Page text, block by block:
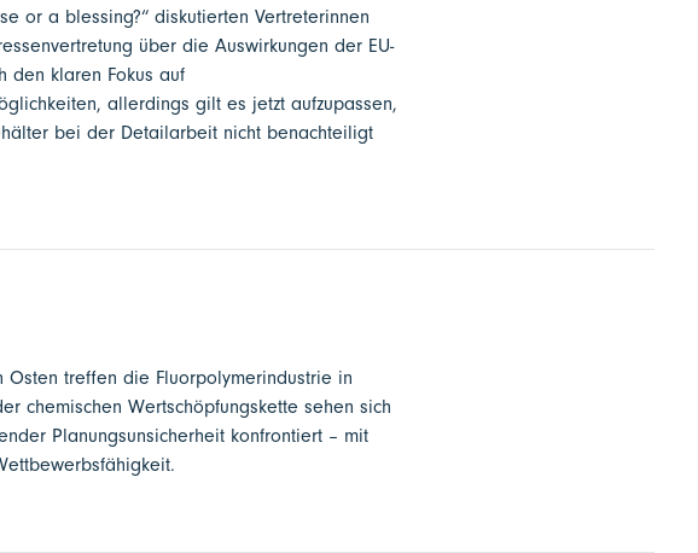
or a blessing?“ diskutierten Vertreterinnen
über die Auswirkungen der EU-
den klaren Fokus auf
allerdings gilt es jetzt aufzupassen,
bei der Detailarbeit nicht benachteiligt
Osten treffen die Fluorpolymerindustrie in
chemischen Wertschöpfungskette sehen sich
Planungsunsicherheit konfrontiert – mit